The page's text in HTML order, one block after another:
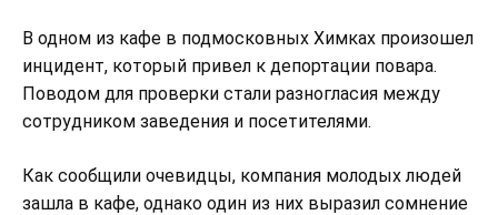
В одном из кафе в подмосковных Химках произошел
инцидент, который привел к депортации повара.
Поводом для проверки стали разногласия между
сотрудником заведения и посетителями.
Как сообщили очевидцы, компания молодых людей
зашла в кафе, однако один из них выразил сомнение